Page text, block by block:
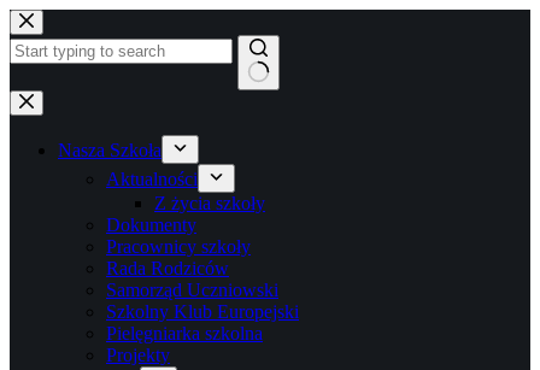
Przejdź
do
treści
Brak
wyników
Nasza Szkoła
Aktualności
Z życia szkoły
Dokumenty
Pracownicy szkoły
Rada Rodziców
Samorząd Uczniowski
Szkolny Klub Europejski
Pielęgniarka szkolna
Projekty